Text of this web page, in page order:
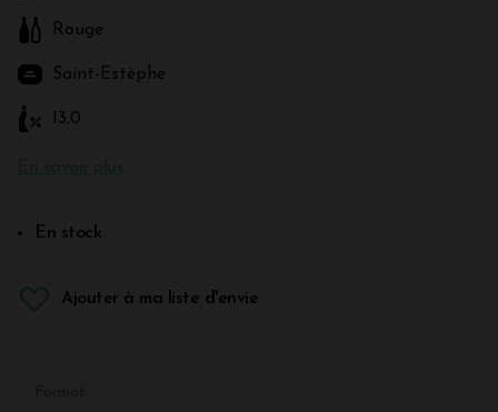
Rouge
Saint-Estèphe
13.0
En stock
Ajouter à ma liste d'envie